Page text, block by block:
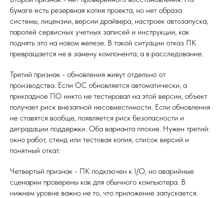
бумаге есть резервная копия проекта, но нет образа
системы, лицензии, версии драйвера, настроек автозапуска,
паролей сервисных учетных записей и инструкции, как
поднять это на новом железе. В такой ситуации отказ ПК
превращается не в замену компонента, а в расследование.
Третий признак - обновления живут отдельно от
производства. Если ОС обновляется автоматически, а
прикладное ПО никто не тестировал на этой версии, объект
получает риск внезапной несовместимости. Если обновления
не ставятся вообще, появляется риск безопасности и
деградации поддержки. Оба варианта плохие. Нужен третий:
окно работ, стенд или тестовая копия, список версий и
понятный откат.
Четвертый признак - ПК подключен к I/O, но аварийные
сценарии проверены как для обычного компьютера. В
нижнем уровне важно не то, что приложение запускается.